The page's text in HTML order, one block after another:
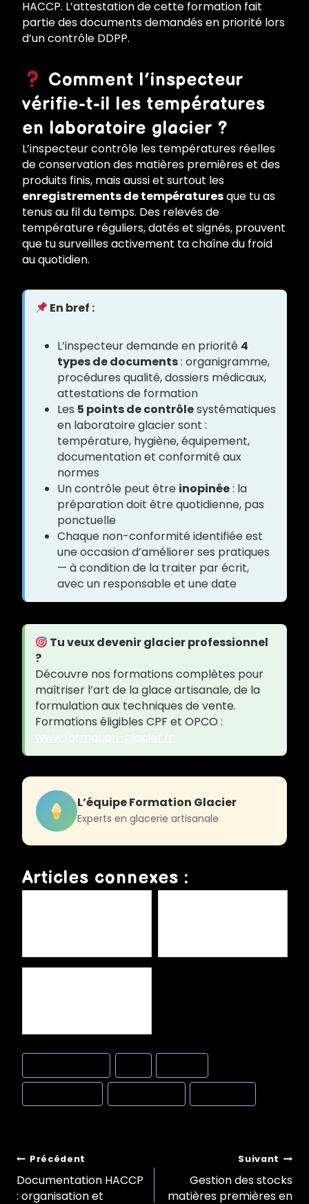
HACCP. L’attestation de cette formation fait
partie des documents demandés en priorité lors
d’un contrôle DDPP.
Comment l’inspecteur
vérifie-t-il les températures
en laboratoire glacier ?
L’inspecteur contrôle les températures réelles
de conservation des matières premières et des
produits finis, mais aussi et surtout les
enregistrements de températuresque tu as
tenus au fil du temps. Des relevés de
température réguliers, datés et signés, prouvent
que tu surveilles activement ta chaîne du froid
au quotidien.
En bref :
L’inspecteur demande en priorité 4
types de documents: organigramme,
procédures qualité, dossiers médicaux,
attestations de formation
Les 5 points de contrôlesystématiques
en laboratoire glacier sont :
température, hygiène, équipement,
documentation et conformité aux
normes
Un contrôle peut être inopinée: la
préparation doit être quotidienne, pas
ponctuelle
Chaque non-conformité identifiée est
une occasion d’améliorer ses pratiques
— à condition de la traiter par écrit,
avec un responsable et une date
Tu veux devenir glacier professionnel
?
Découvre nos formations complètes pour
maîtriser l’art de la glace artisanale, de la
formulation aux techniques de vente.
Formations éligibles CPF et OPCO :
L’équipe Formation Glacier
Experts en glacerie artisanale
Articles connexes :
Post
Tags:
Navigation
Précédent
Documentation HACCP
: organisation et
Suivant
Gestion des stocks
matières premières en